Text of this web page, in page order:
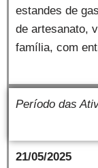
estandes de
de artesanato,
família, com
Período das
21/05/2025